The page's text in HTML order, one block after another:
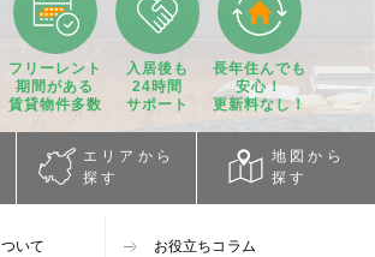
フリーレント
期間がある
賃貸物件多数
入居後も
24時間
サポート
長年住んでも
安心！
更新料なし！
エリアから
探す
地図から
探す
いて お役立ちコラム